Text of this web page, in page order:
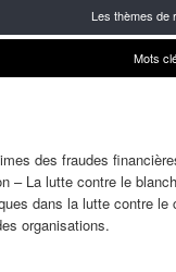
Les thèmes de
Mots
des fraudes
– La lutte contre le
dans la lutte contre
organisations.